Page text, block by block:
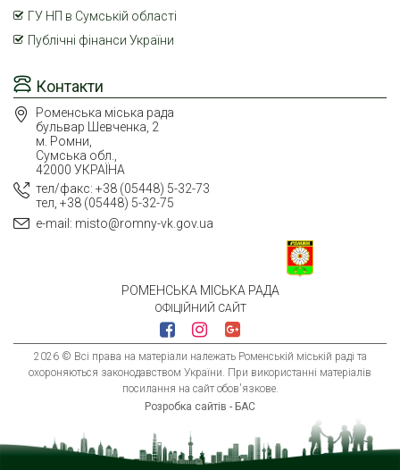
РОМЕНСЬКА МІСЬКА РАДА
ОФІЦІЙНИЙ САЙТ
2026 © Всі права на матеріали належать Роменській міській раді та
охороняються законодавством України. При використанні матеріалів
посилання на сайт обов'язкове.
Розробка сайтів - БАС
Контакти
Роменська міська рада
бульвар Шевченка, 2
м. Ромни,
Сумська обл.,
42000 УКРАЇНА
тел/факс: +38 (05448) 5-32-73
тел, +38 (05448) 5-32-75
e-mail: misto@romny-vk.gov.ua
ГУ НП в Сумській області
Публічні фінанси України